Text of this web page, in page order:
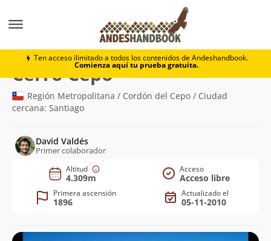
Ten acceso ilimitado a todos los contenidos de Andeshandbook.
Comienza aquí tu prueba gratuita.
Cerro Cepo
Cerro Cepo(4.309m)
Región Metropolitana / Cordón del Cepo / Ciudad
cercana: Santiago
David Valdés
Primer colaborador
Altitud
4.309m
Acceso
Acceso libre
Primera ascensión
1896
Actualizado el
05-11-2010